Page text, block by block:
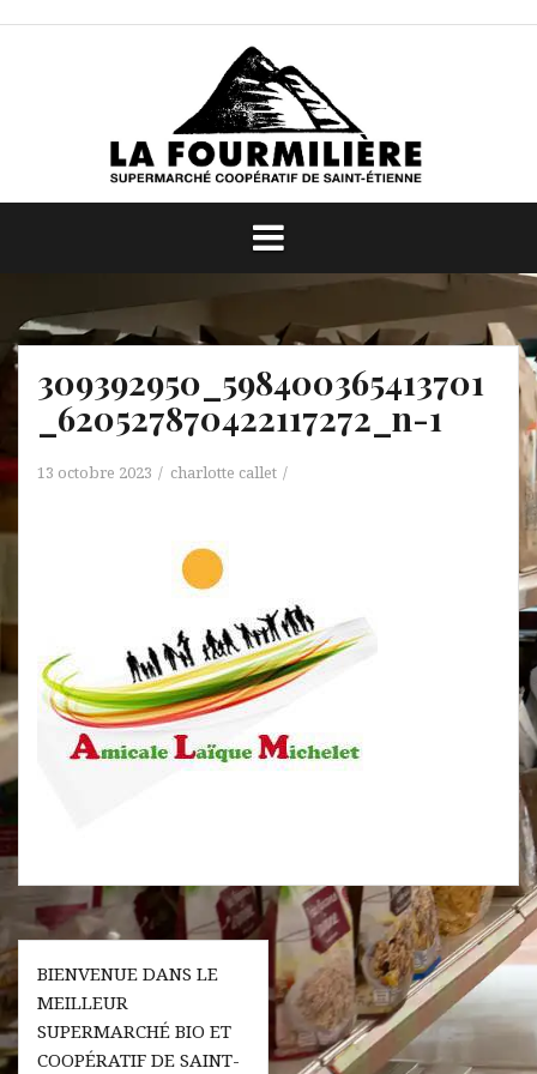
309392950_598400365413701
_620527870422117272_n-1
13 octobre 2023 charlotte callet
Navigation
de
l’article
BIENVENUE DANS LE
MEILLEUR
SUPERMARCHÉ BIO ET
COOPÉRATIF DE SAINT-